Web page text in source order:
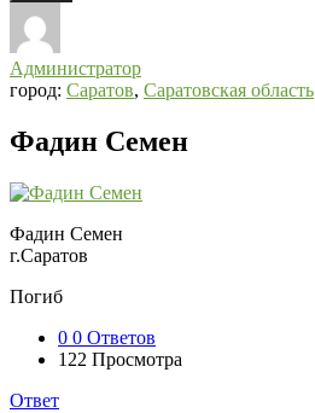
Администратор
город: Саратов, Саратовская область
Фадин Семен
Фадин Семен
г.Саратов
Погиб
0 0 Ответов
122 Просмотра
Ответ